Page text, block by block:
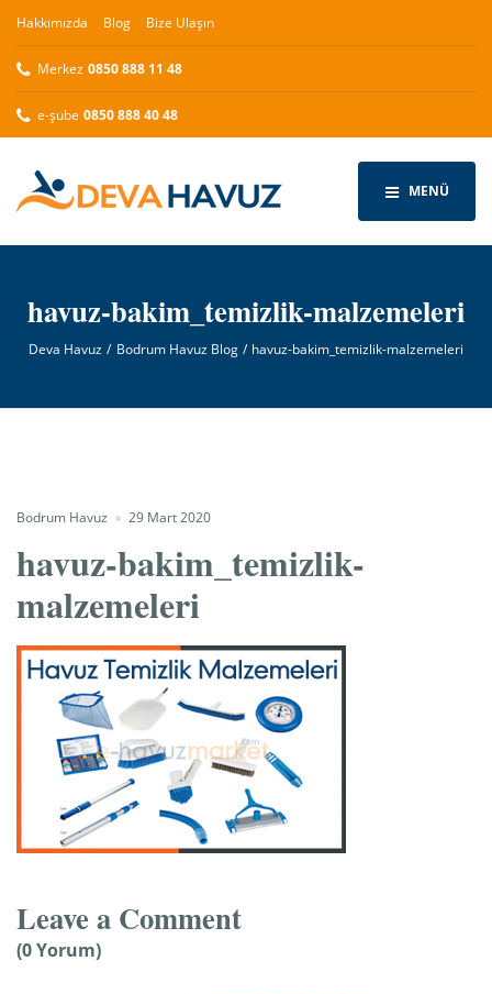
Hakkımızda Blog Bize Ulaşın
Merkez 0850 888 11 48
e-şube 0850 888 40 48
MENÜ
havuz-bakim_temizlik-malzemeleri
Deva Havuz Bodrum Havuz Blog havuz-bakim_temizlik-malzemeleri
Bodrum Havuz 29 Mart 2020
havuz-bakim_temizlik-
malzemeleri
Leave a Comment
(0 Yorum)